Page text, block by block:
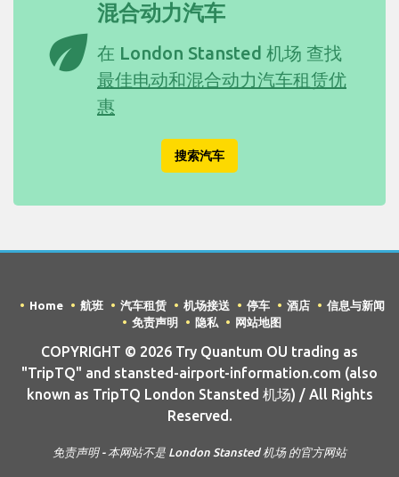
eco
混合动力汽车
在 London Stansted 机场 查找
最佳电动和混合动力汽车租赁优
惠
搜索汽车
Home 航班 汽车租赁 机场接送 停车 酒店
信息与新闻
免责声明
隐私 网站地图
COPYRIGHT © 2026 Try Quantum OU trading as
"TripTQ" and stansted-airport-information.com (also
known as TripTQ London Stansted 机场) / All Rights
Reserved.
免责声明 - 本网站不是 London Stansted 机场 的官方网站